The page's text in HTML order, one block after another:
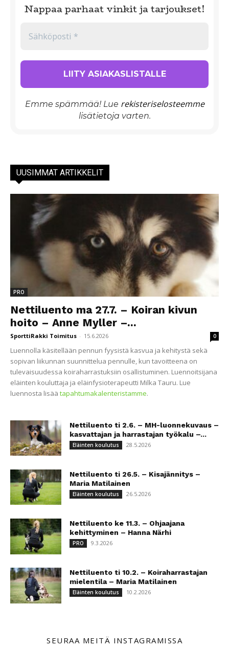
Nappaa parhaat vinkit ja tarjoukset!
Emme spämmää! Lue rekisteriselosteemme
lisätietoja varten.
UUSIMMAT ARTIKKELIT
PRO
Nettiluento ma 27.7. – Koiran kivun
hoito – Anne Myller –...
SporttiRakki Toimitus - 15.6.2026 0
Luennolla käsitellään pennun fyysistä kasvua ja kehitystä sekä
sopivan liikunnan suunnittelua pennulle, kun tavoitteena on
tulevaisuudessa koiraharrastuksiin osallistuminen. Luennoitsijana
eläinten kouluttaja ja eläinfysioterapeutti Milka Tauru. Lue
luennosta lisää tapahtumakalenteristamme.
Nettiluento ti 2.6. – MH-luonnekuvaus –
kasvattajan ja harrastajan työkalu –...
Eläinten koulutus 28.5.2026
Nettiluento ti 26.5. – Kisajännitys –
Maria Matilainen
Eläinten koulutus 26.5.2026
Nettiluento ke 11.3. – Ohjaajana
kehittyminen – Hanna Närhi
PRO 9.3.2026
Nettiluento ti 10.2. – Koiraharrastajan
mielentila – Maria Matilainen
Eläinten koulutus 10.2.2026
SEURAA MEITÄ INSTAGRAMISSA